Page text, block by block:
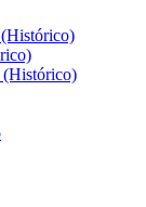
(Histórico)